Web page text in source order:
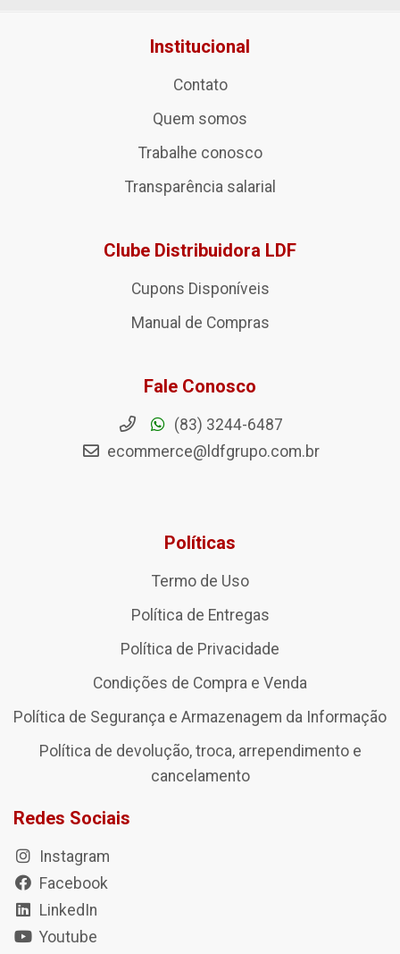
Institucional
Contato
Quem somos
Trabalhe conosco
Transparência salarial
Clube Distribuidora LDF
Cupons Disponíveis
Manual de Compras
Fale Conosco
(83) 3244-6487
ecommerce@ldfgrupo.com.br
Políticas
Termo de Uso
Política de Entregas
Política de Privacidade
Condições de Compra e Venda
Política de Segurança e Armazenagem da Informação
Política de devolução, troca, arrependimento e
cancelamento
Redes Sociais
Instagram
Facebook
LinkedIn
Youtube